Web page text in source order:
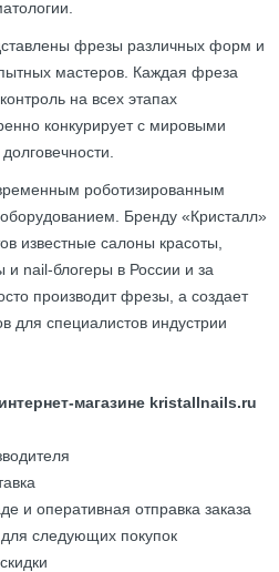
фрезы различных форм и
мастеров. Каждая фреза
на всех этапах
конкурирует с мировыми
роботизированным
Бренду «Кристалл»
известные салоны красоты,
nail-блогеры в России и за
производит фрезы, а создает
для специалистов индустрии
магазине kristallnails.ru
и оперативная отправка заказа
следующих покупок